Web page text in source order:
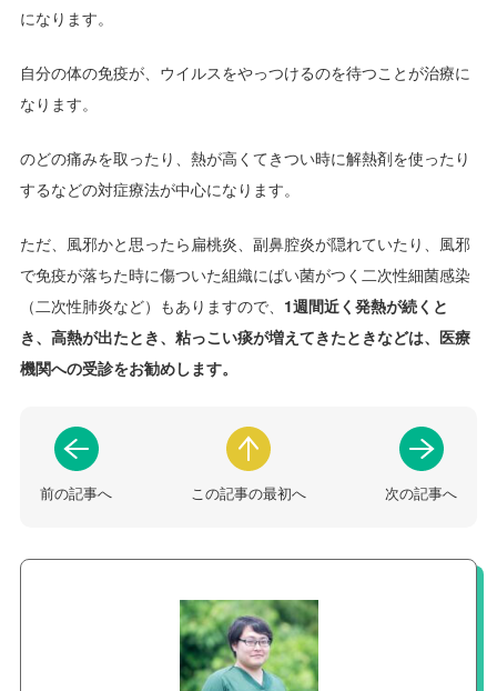
になります。
自分の体の免疫が、ウイルスをやっつけるのを待つことが治療に
なります。
のどの痛みを取ったり、熱が高くてきつい時に解熱剤を使ったり
するなどの対症療法が中心になります。
ただ、風邪かと思ったら扁桃炎、副鼻腔炎が隠れていたり、風邪
で免疫が落ちた時に傷ついた組織にばい菌がつく二次性細菌感染
（二次性肺炎など）もありますので、 1週間近く発熱が続くと
き、高熱が出たとき、粘っこい痰が増えてきたときなどは、医療
機関への受診をお勧めします。
前の記事へ この記事の最初へ 次の記事へ